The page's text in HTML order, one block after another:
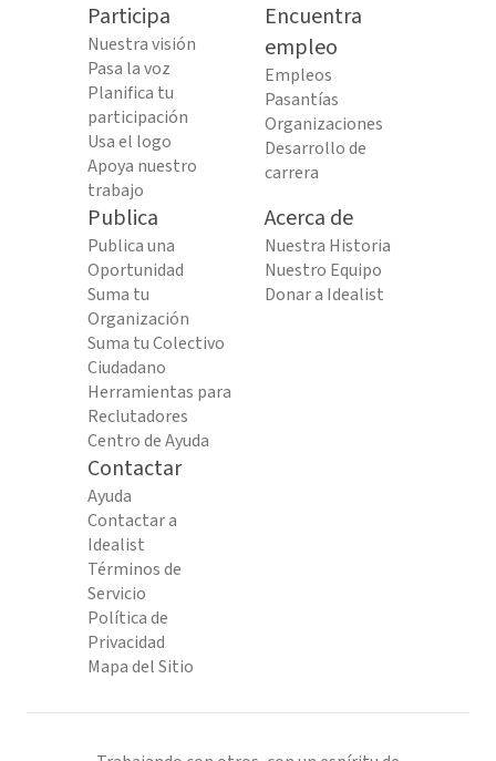
Participa
Nuestra visión
Pasa la voz
Planifica tu
participación
Usa el logo
Apoya nuestro
trabajo
Encuentra
empleo
Empleos
Pasantías
Organizaciones
Desarrollo de
carrera
Publica
Publica una
Oportunidad
Suma tu
Organización
Suma tu Colectivo
Ciudadano
Herramientas para
Reclutadores
Centro de Ayuda
Acerca de
Nuestra Historia
Nuestro Equipo
Donar a Idealist
Contactar
Ayuda
Contactar a
Idealist
Términos de
Servicio
Política de
Privacidad
Mapa del Sitio